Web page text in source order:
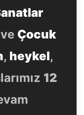
Çocuk
, heykel,
12